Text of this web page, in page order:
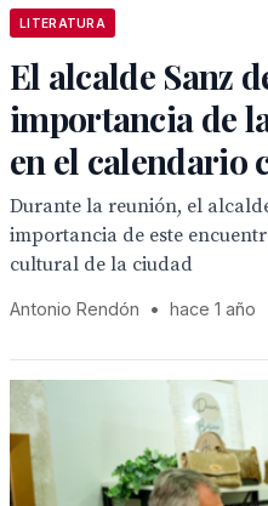
LITERATURA
El alcalde Sanz
importancia de
en el calendario
Durante la reunión, el
importancia de este
cultural de la ciudad
Antonio Rendón • hace 1 año